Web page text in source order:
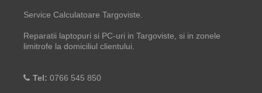
Service Calculatoare Targoviste.
Reparatii laptopuri si PC-uri in Targoviste, si in zonele
limitrofe la domiciliul clientului.
Tel: 0766 545 850